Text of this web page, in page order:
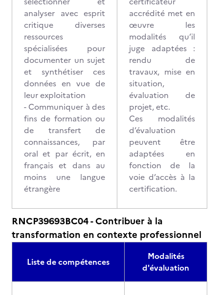
analyser avec esprit
critique diverses
ressources
spécialisées pour
documenter un sujet
et synthétiser ces
données en vue de
leur exploitation
- Communiquer à des
fins de formation ou
de transfert de
connaissances, par
oral et par écrit, en
français et dans au
moins une langue
étrangère
accrédité met en
œuvre les
modalités qu’il
juge adaptées :
rendu de
travaux, mise en
situation,
évaluation de
projet, etc.
Ces modalités
d’évaluation
peuvent être
adaptées en
fonction de la
voie d’accès à la
certification.
RNCP39693BC04 - Contribuer à la
transformation en contexte professionnel
Liste de compétences
Modalités
d'évaluation